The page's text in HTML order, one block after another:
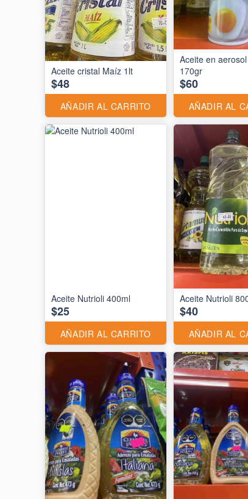
Aceite cristal Maíz 1lt
$48
AÑADIR AL CARRITO
Aceite en
170gr
$60
AÑADIR AL
Aceite Nutrioli 400ml
$25
AÑADIR AL CARRITO
Aceite Nutrioli
$40
AÑADIR AL